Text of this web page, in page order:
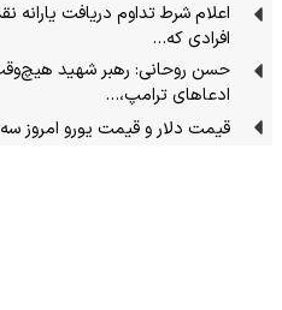
اعلام شرط تداوم دریافت
افرادی که…
حسن روحانی: رهبر شهید
ادعاهای ترامپ،…
قیمت دلار و قیمت یورو امروز سه‌شنبه ۱۳ مرداد